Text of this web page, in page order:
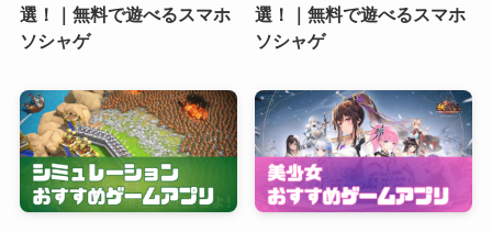
選！｜無料で遊べるスマホ
ソシャゲ
選！｜無料で遊べるスマホ
ソシャゲ